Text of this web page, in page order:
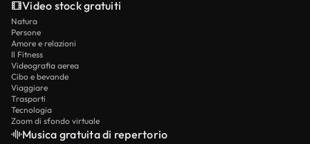
Video stock gratuiti
Natura
Persone
Amore e relazioni
Il Fitness
Videografia aerea
Cibo e bevande
Viaggiare
Trasporti
Tecnologia
Zoom di sfondo virtuale
Musica gratuita di repertorio